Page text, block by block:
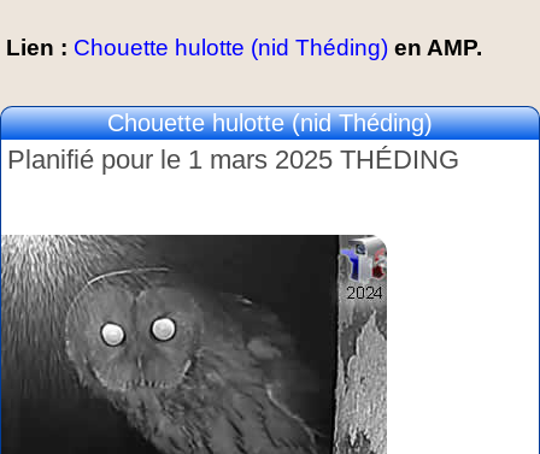
Lien : Chouette hulotte (nid Théding) en AMP.
Chouette hulotte (nid Théding)
Planifié pour le 1 mars 2025 THÉDING